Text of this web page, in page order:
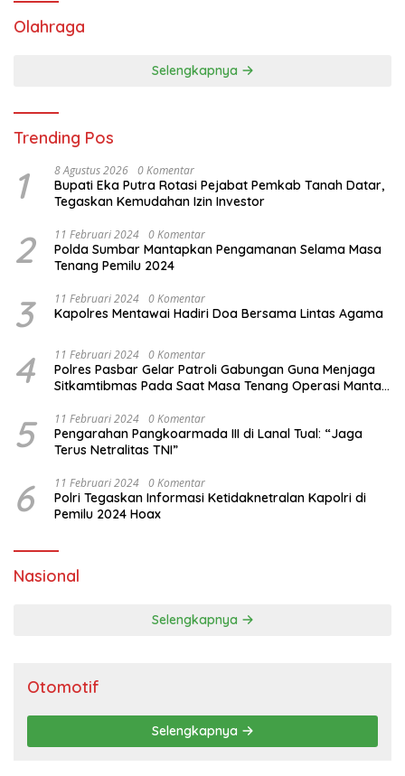
Olahraga
Selengkapnya
Trending Pos
1 8 Agustus 2026 0 Komentar
Bupati Eka Putra Rotasi Pejabat Pemkab Tanah Datar,
Tegaskan Kemudahan Izin Investor
2 11 Februari 2024 0 Komentar
Polda Sumbar Mantapkan Pengamanan Selama Masa
Tenang Pemilu 2024
3 11 Februari 2024 0 Komentar
Kapolres Mentawai Hadiri Doa Bersama Lintas Agama
4 11 Februari 2024 0 Komentar
Polres Pasbar Gelar Patroli Gabungan Guna Menjaga
Sitkamtibmas Pada Saat Masa Tenang Operasi Mantap
5 11 Februari 2024 0 Komentar
Pengarahan Pangkoarmada III di Lanal Tual: “Jaga
Terus Netralitas TNI”
6 11 Februari 2024 0 Komentar
Polri Tegaskan Informasi Ketidaknetralan Kapolri di
Pemilu 2024 Hoax
Nasional
Selengkapnya
Otomotif
Selengkapnya